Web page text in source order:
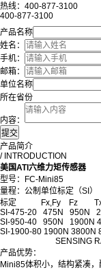
热线：400-877-3100
400-877-3100
产品名称
姓名：
手机：
邮箱：
单位名称
所在省份
内容：
产品简介
/ INTRODUCTION
美国ATI六维力矩传感器
型号：FC-Mini85
量程：公制单位标定（SI）
标定 Fx,Fy Fz
SI-475-20 475N 950N
SI-950-40 950N 1900N
SI-1900-80 1900N
SENSING
产品优势：
Mini85体积小，结构紧凑